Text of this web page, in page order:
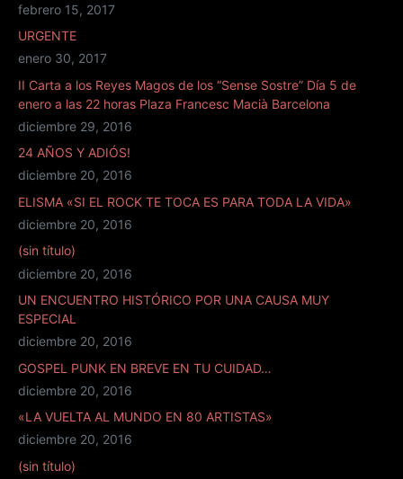
febrero 15, 2017
URGENTE
enero 30, 2017
II Carta a los Reyes Magos de los “Sense Sostre” Día 5 de
enero a las 22 horas Plaza Francesc Macià Barcelona
diciembre 29, 2016
24 AÑOS Y ADIÓS!
diciembre 20, 2016
ELISMA «SI EL ROCK TE TOCA ES PARA TODA LA VIDA»
diciembre 20, 2016
(sin título)
diciembre 20, 2016
UN ENCUENTRO HISTÓRICO POR UNA CAUSA MUY
ESPECIAL
diciembre 20, 2016
GOSPEL PUNK EN BREVE EN TU CUIDAD…
diciembre 20, 2016
«LA VUELTA AL MUNDO EN 80 ARTISTAS»
diciembre 20, 2016
(sin título)